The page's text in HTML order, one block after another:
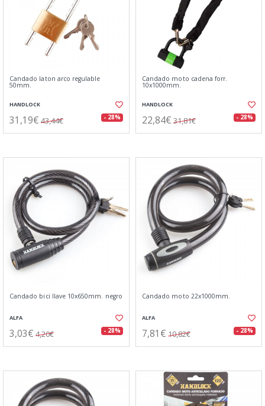
Candado laton arco regulable
50mm.
HANDLOCK
31,19€ 43,44€ - 28%
Candado moto cadena forr.
10x1000mm.
HANDLOCK
22,84€ 31,81€ - 28%
Candado bici llave 10x650mm. negro
ALFA
3,03€ 4,20€ - 28%
Candado moto 22x1000mm.
ALFA
7,81€ 10,82€ - 28%